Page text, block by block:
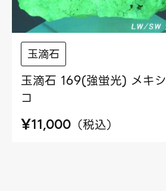
玉滴石
玉滴石 169(強蛍光) メキシ
コ
¥11,000 （税込）